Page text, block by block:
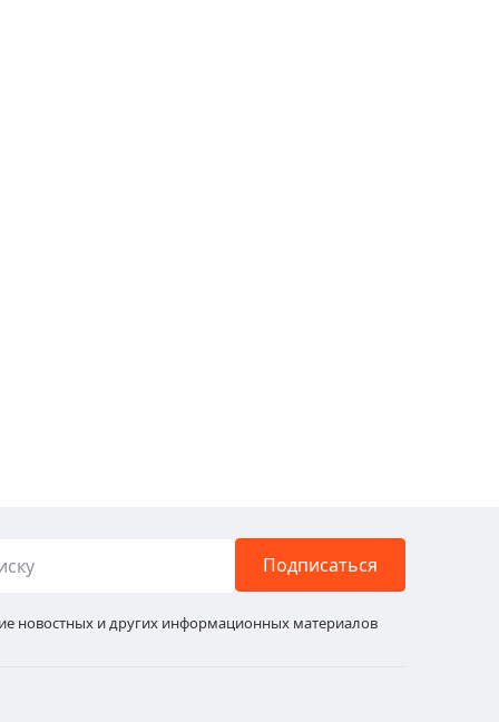
Подписаться
новостных и других информационных материалов